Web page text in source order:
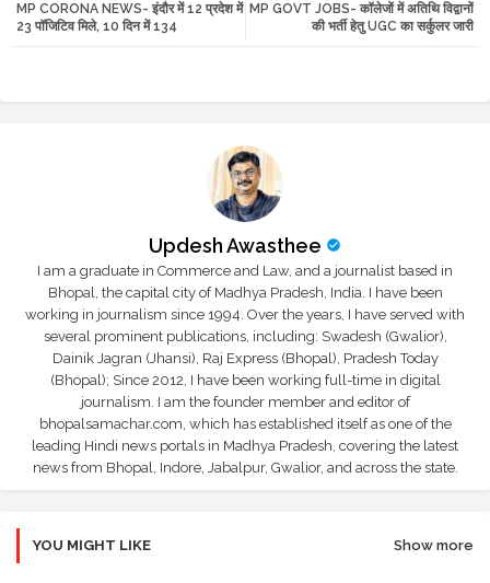
tte ats
MP GOVT JOBS- कॉलेजों में अतिथि विद्वानों
की भर्ती हेतु UGC का सर्कुलर जारी
MP CORONA NEWS- इंदौर में 12 प्रदेश में
23 पॉजिटिव मिले, 10 दिन में 134
Updesh Awasthee
I am a graduate in Commerce and Law, and a journalist based in
Bhopal, the capital city of Madhya Pradesh, India. I have been
working in journalism since 1994. Over the years, I have served with
several prominent publications, including: Swadesh (Gwalior),
Dainik Jagran (Jhansi), Raj Express (Bhopal), Pradesh Today
(Bhopal); Since 2012, I have been working full-time in digital
journalism. I am the founder member and editor of
bhopalsamachar.com, which has established itself as one of the
leading Hindi news portals in Madhya Pradesh, covering the latest
news from Bhopal, Indore, Jabalpur, Gwalior, and across the state.
YOU MIGHT LIKE Show more